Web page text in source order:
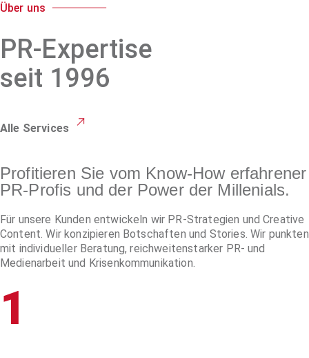
Über uns
PR-Expertise
seit 1996
Alle Services
Profitieren Sie vom Know-How erfahrener
PR-Profis und der Power der Millenials.
Für unsere Kunden entwickeln wir PR-Strategien und Creative
Content. Wir konzipieren Botschaften und Stories. Wir punkten
mit individueller Beratung, reichweitenstarker PR- und
Medienarbeit und Krisenkommunikation.
1